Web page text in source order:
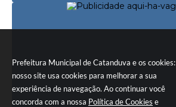
Prefeitura Municipal de Catanduva e os cookies:
nosso site usa cookies para melhorar a sua
experiência de navegação. Ao continuar você
concorda com a nossa Política de Cookies e